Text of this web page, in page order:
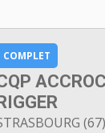
COMPLET